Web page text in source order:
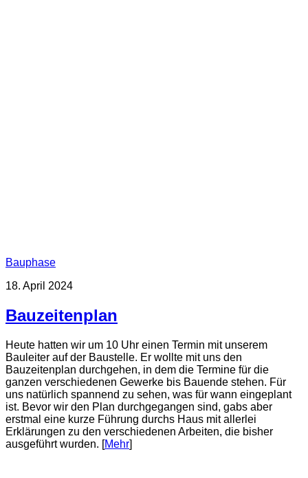
Bauphase
18. April 2024
Bauzeitenplan
Heute hatten wir um 10 Uhr einen Termin mit unserem
Bauleiter auf der Baustelle. Er wollte mit uns den
Bauzeitenplan durchgehen, in dem die Termine für die
ganzen verschiedenen Gewerke bis Bauende stehen. Für
uns natürlich spannend zu sehen, was für wann eingeplant
ist. Bevor wir den Plan durchgegangen sind, gabs aber
erstmal eine kurze Führung durchs Haus mit allerlei
Erklärungen zu den verschiedenen Arbeiten, die bisher
ausgeführt wurden. [Mehr]